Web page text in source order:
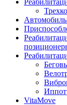
VitaMove